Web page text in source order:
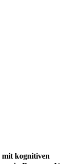
mit kognitiven